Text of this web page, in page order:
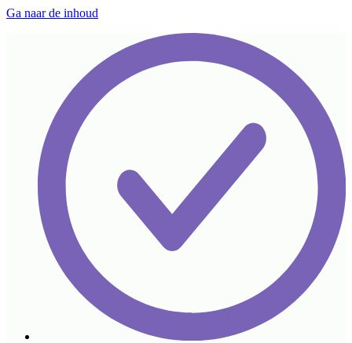
Ga naar de inhoud